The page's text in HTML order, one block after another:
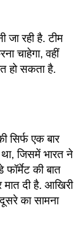
जा रही है. टीम
चाहेगा, वहीं
हो सकता है.
एक बार
जिसमें भारत ने
की बात
मात दी है. आखिरी
का सामना